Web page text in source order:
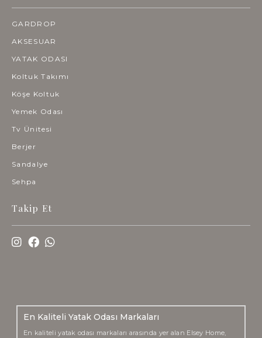
GARDROP
AKSESUAR
YATAK ODASI
Koltuk Takımı
Köşe Koltuk
Yemek Odası
Tv Ünitesi
Berjer
Sandalye
Sehpa
Takip Et
En Kaliteli Yatak Odası Markaları
En kaliteli yatak odası markaları arasında yer alan Elsey Home,